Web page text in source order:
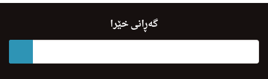
Yasaye M.I.K.X.P.Taibat u K.Balakan Pasand Kra
گەڕانی خێرا